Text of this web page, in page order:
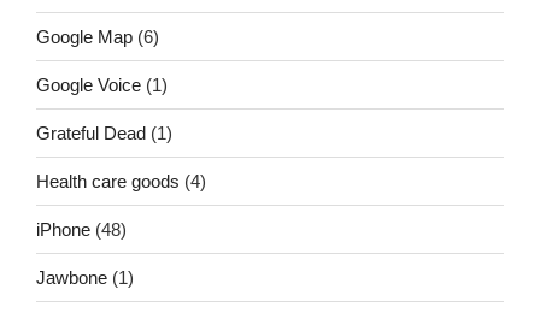
Google Map (6)
Google Voice (1)
Grateful Dead (1)
Health care goods (4)
iPhone (48)
Jawbone (1)